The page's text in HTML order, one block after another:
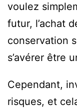
voulez
futur, l’achat
conservation
s’avérer être
Cependant,
risques, et